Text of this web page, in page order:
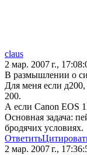
claus
2 мар. 2007 г.,
В размышлении о
Для меня если
200.
А если Canon EOS
Основная задача:
бродячих условиях.
Ответить
2 мар. 2007 г.,